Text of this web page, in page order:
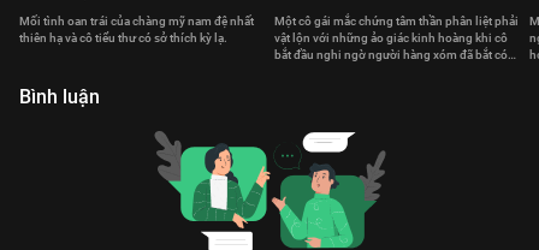
Mối tình oan trái của chàng mỹ nam đệ nhất
thiên hạ và cô tiểu thư có sở thích kỳ lạ.
Một cô gái mắc chứng tâm thần phân liệt phải
vật lộn với những ảo giác kinh hoàng khi cô
bắt đầu nghi ngờ người hàng xóm đã bắt cóc
Bình luận